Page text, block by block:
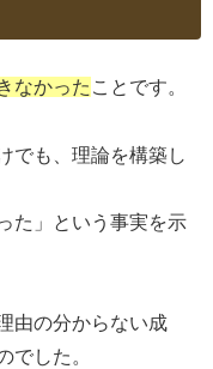
なかった ことです。
でも、理論を構築し
た」という事実を示
由の分からない成
でした。